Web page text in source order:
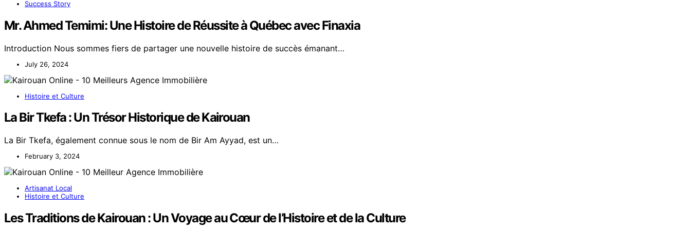
Success Story
Mr. Ahmed Temimi: Une Histoire de Réussite à Québec avec Finaxia
Introduction Nous sommes fiers de partager une nouvelle histoire de succès émanant…
July 26, 2024
Histoire et Culture
La Bir Tkefa : Un Trésor Historique de Kairouan
La Bir Tkefa, également connue sous le nom de Bir Am Ayyad, est un…
February 3, 2024
Artisanat Local
Histoire et Culture
Les Traditions de Kairouan : Un Voyage au Cœur de l’Histoire et de la Culture